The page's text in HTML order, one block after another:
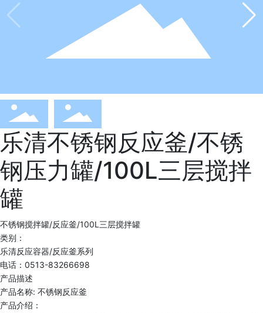
乐清不锈钢反应釜/不锈
钢压力罐/100L三层搅拌
罐
不锈钢搅拌罐/反应釜/100L三层搅拌罐
类别：
乐清反应容器/反应釜系列
电话：0513-83266698
产品描述
产品名称: 不锈钢反应釜
产品介绍：